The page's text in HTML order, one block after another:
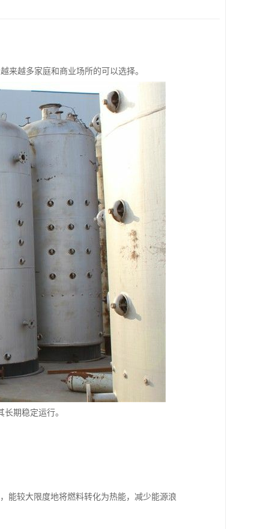
来越多家庭和商业场所的可以选择。
期稳定运行。
能较大限度地将燃料转化为热能，减少能源浪